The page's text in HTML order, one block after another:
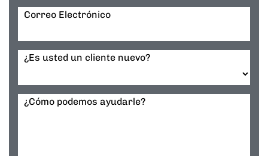
Correo Electrónico
¿Es usted un cliente nuevo?
¿Cómo podemos ayudarle?